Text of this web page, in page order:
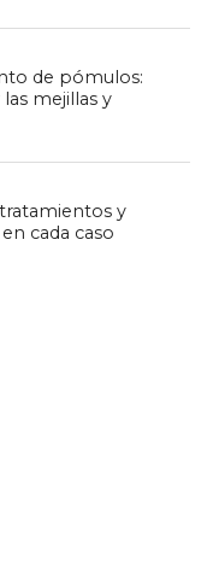
de pómulos:
mejillas y
y
cada caso